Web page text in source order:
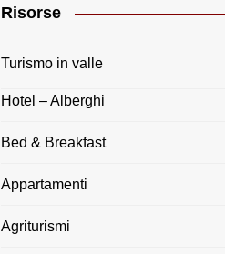
Risorse
Turismo in valle
Hotel – Alberghi
Bed & Breakfast
Appartamenti
Agriturismi